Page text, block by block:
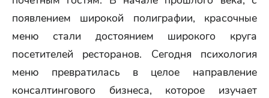
появлением широкой полиграфии, красочные
меню стали достоянием широкого круга
посетителей ресторанов. Сегодня психология
меню превратилась в целое направление
консалтингового бизнеса, которое изучает